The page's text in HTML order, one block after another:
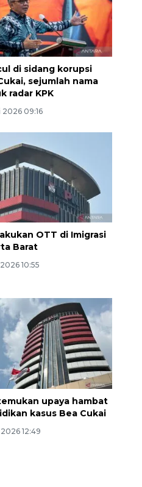
di sidang korupsi
sejumlah nama
radar KPK
2026 09:16
OTT di Imigrasi
Barat
10:55
upaya hambat
kasus Bea Cukai
12:49
siswa laki-